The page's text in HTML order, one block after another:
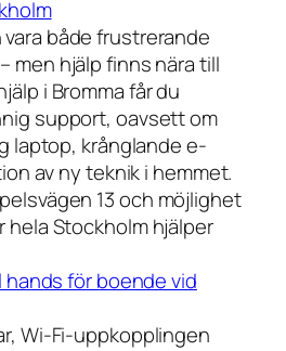
både frustrerande
men hjälp finns nära till
i Bromma får du
support, oavsett om
laptop, krånglande e-
av ny teknik i hemmet.
13 och möjlighet
hela Stockholm hjälper
hands för boende vid
Wi-Fi-uppkopplingen